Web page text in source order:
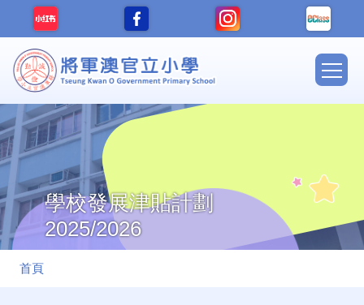
移至主內容
Main
學校發展津貼計劃
2025/2026
導
首頁